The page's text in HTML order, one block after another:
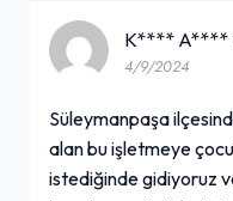
K**** A****
4/9/2024
Süleymanpaşa
alan bu işletmeye
istediğinde gidiyoruz